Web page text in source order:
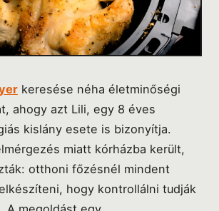
keresése néha életminőségi
ahogy azt Lili, egy 8 éves
kislány esete is bizonyítja.
miatt kórházba került,
otthoni főzésnél mindent
hogy kontrollálni tudják